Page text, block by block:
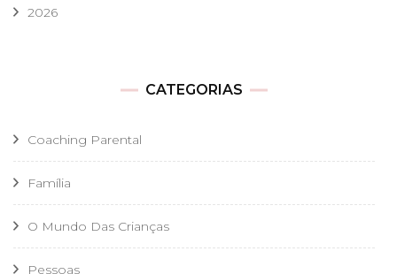
2026
CATEGORIAS
Coaching Parental
Família
O Mundo Das Crianças
Pessoas